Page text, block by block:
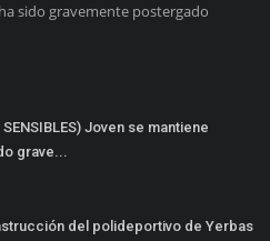
sido gravemente postergado
SENSIBLES) Joven se mantiene
grave...
del polideportivo de Yerbas